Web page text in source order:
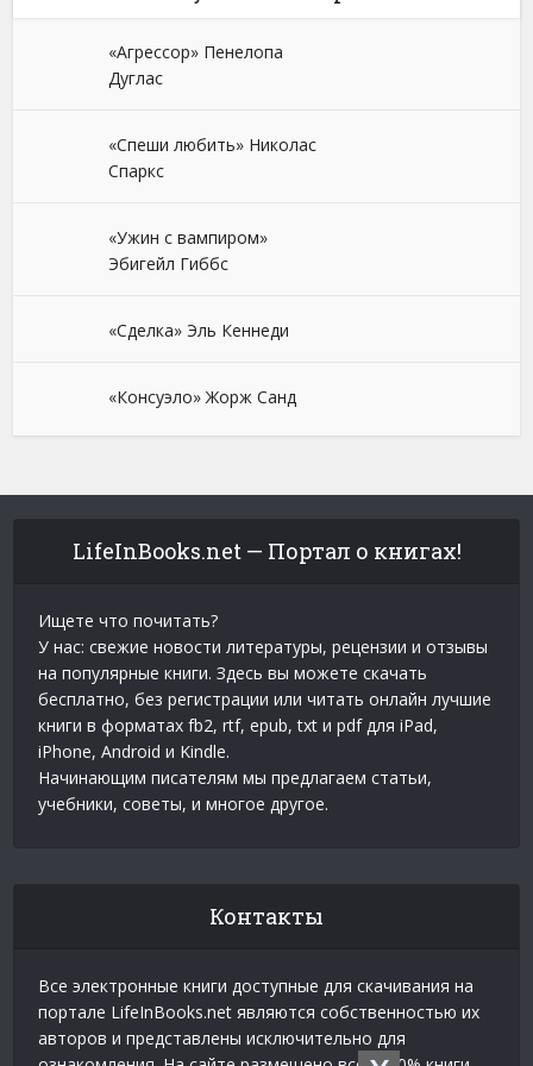
«Агрессор» Пенелопа
Дуглас
«Спеши любить» Николас
Спаркс
«Ужин с вампиром»
Эбигейл Гиббс
«Сделка» Эль Кеннеди
«Консуэло» Жорж Санд
LifeInBooks.net — Портал о книгах!
Ищете что почитать?
У нас: свежие новости литературы, рецензии и отзывы
на популярные книги. Здесь вы можете скачать
бесплатно, без регистрации или читать онлайн лучшие
книги в форматах fb2, rtf, epub, txt и pdf для iPad,
iPhone, Android и Kindle.
Начинающим писателям мы предлагаем статьи,
учебники, советы, и многое другое.
Контакты
Все электронные книги доступные для скачивания на
портале LifeInBooks.net являются собственностью их
авторов и представлены исключительно для